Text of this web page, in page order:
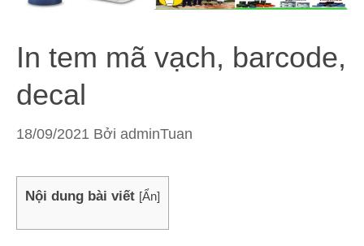
In tem mã vạch, barcode,
decal
18/09/2021 Bởi adminTuan
Nội dung bài viết [Ẩn]